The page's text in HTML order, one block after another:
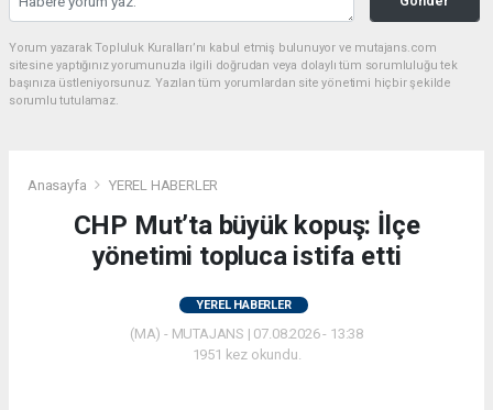
Yorum yazarak Topluluk Kuralları’nı kabul etmiş bulunuyor ve mutajans.com
sitesine yaptığınız yorumunuzla ilgili doğrudan veya dolaylı tüm sorumluluğu tek
başınıza üstleniyorsunuz. Yazılan tüm yorumlardan site yönetimi hiçbir şekilde
sorumlu tutulamaz.
Anasayfa YEREL HABERLER
CHP Mut’ta büyük kopuş: İlçe
yönetimi topluca istifa etti
YEREL HABERLER
(MA) - MUTAJANS | 07.08.2026 - 13:38
1951 kez okundu.